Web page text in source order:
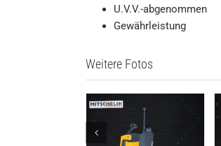
U.V.V.-abgenommen
Gewährleistung
Weitere Fotos